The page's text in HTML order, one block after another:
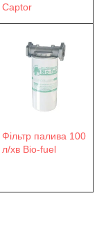
Captor
Фільтр палива 100
л/хв Bio-fuel